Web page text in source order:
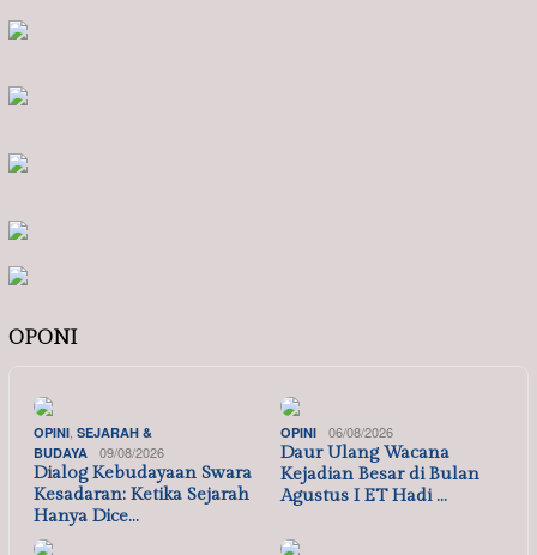
OPONI
OPINI, SEJARAH &
BUDAYA
09/08/2026
Dialog Kebudayaan Swara
Kesadaran: Ketika Sejarah
Hanya Dice…
OPINI 06/08/2026
Daur Ulang Wacana
Kejadian Besar di Bulan
Agustus I ET Hadi …